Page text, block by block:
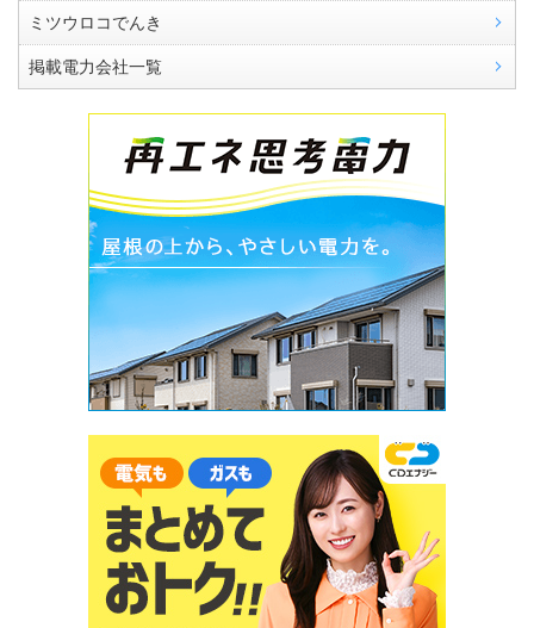
ミツウロコでんき
掲載電力会社一覧